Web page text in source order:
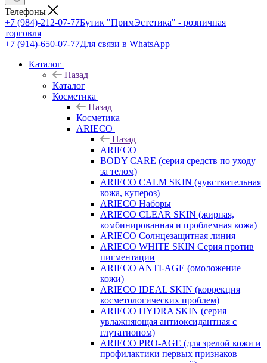
Телефоны
+7 (984)-212-07-77Бутик "ПримЭстетика" - розничная
торговля
+7 (914)-650-07-77Для связи в WhatsApp
Каталог
Назад
Каталог
Косметика
Назад
Косметика
ARIECO
Назад
ARIECO
BODY CARE (серия средств по уходу
за телом)
ARIECO CALM SKIN (чувствительная
кожа, купероз)
ARIECO Наборы
ARIECO CLEAR SKIN (жирная,
комбинированная и проблемная кожа)
ARIECO Солнцезащитная линия
ARIECO WHITE SKIN Серия против
пигментации
ARIECO ANTI-AGE (омоложение
кожи)
ARIECO IDEAL SKIN (коррекция
косметологических проблем)
ARIECO HYDRA SKIN (серия
увлажняющая антиоксидантная с
глутатионом)
ARIECO PRO-AGE (для зрелой кожи и
профилактики первых признаков